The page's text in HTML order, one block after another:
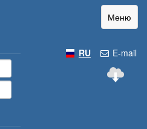
Меню
E-mail
RU